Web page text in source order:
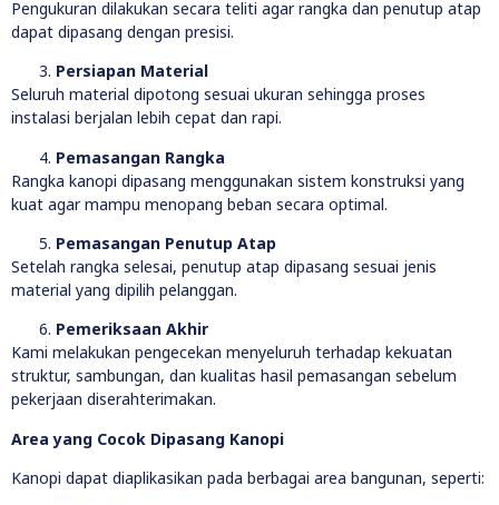
Pengukuran dilakukan secara teliti agar rangka dan penutup atap
dapat dipasang dengan presisi.
Persiapan Material
Seluruh material dipotong sesuai ukuran sehingga proses
instalasi berjalan lebih cepat dan rapi.
Pemasangan Rangka
Rangka kanopi dipasang menggunakan sistem konstruksi yang
kuat agar mampu menopang beban secara optimal.
Pemasangan Penutup Atap
Setelah rangka selesai, penutup atap dipasang sesuai jenis
material yang dipilih pelanggan.
Pemeriksaan Akhir
Kami melakukan pengecekan menyeluruh terhadap kekuatan
struktur, sambungan, dan kualitas hasil pemasangan sebelum
pekerjaan diserahterimakan.
Area yang Cocok Dipasang Kanopi
Kanopi dapat diaplikasikan pada berbagai area bangunan, seperti: